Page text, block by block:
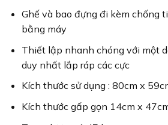
Ghế và bao đựng đi kèm chống
bằng máy
Thiết lập nhanh chóng với một
duy nhất lắp ráp các cực
Kích thước sử dụng : 80cm x
Kích thước gấp gọn 14cm x